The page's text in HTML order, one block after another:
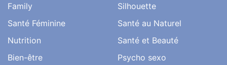
Family
Santé Féminine
Nutrition
Bien-être
Silhouette
Santé au Naturel
Santé et Beauté
Psycho sexo